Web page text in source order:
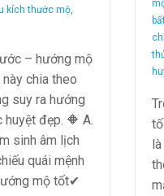
kích thước mộ,
– hướng mộ
chia theo
suy ra hướng
đẹp. 🔶 A.
sinh âm lịch
quái mệnh
mộ tốt✔